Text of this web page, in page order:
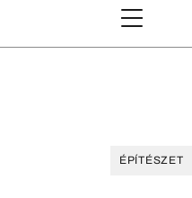
ÉPÍTÉSZET